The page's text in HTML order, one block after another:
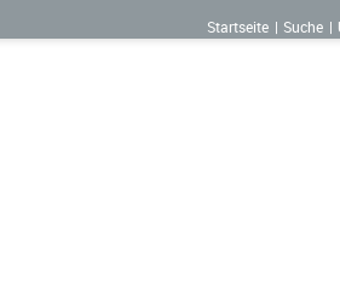
Startseite
Suche